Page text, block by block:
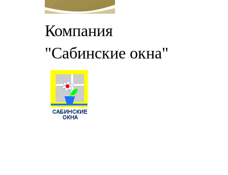
Компания
"Сабинские окна"